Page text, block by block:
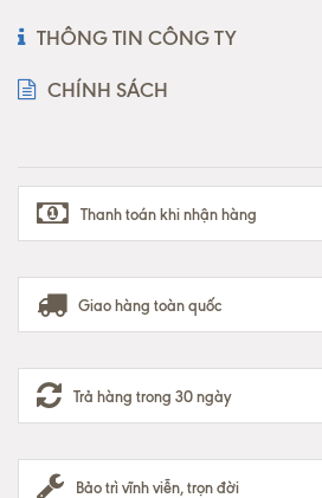
THÔNG TIN CÔNG TY
CHÍNH SÁCH
Thanh toán khi nhận hàng
Giao hàng toàn quốc
Trả hàng trong 30 ngày
Bảo trì vĩnh viễn, trọn đời